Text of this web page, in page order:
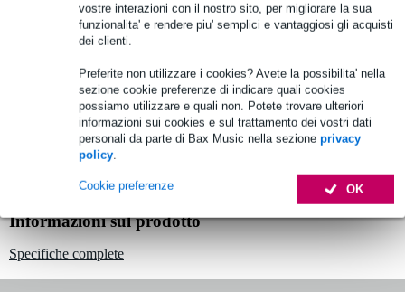
vostre interazioni con il nostro sito, per migliorare la sua
funzionalita' e rendere piu' semplici e vantaggiosi gli acquisti
dei clienti.
Preferite non utilizzare i cookies? Avete la possibilita' nella
sezione cookie preferenze di indicare quali cookies
possiamo utilizzare e quali non. Potete trovare ulteriori
informazioni sui cookies e sul trattamento dei vostri dati
personali da parte di Bax Music nella sezione privacy
policy.
OK
Cookie preferenze
Aggiungi al carrello
Ordina adesso = ricevi mercoledì
Oltre 48.000 articoli disponibili
1.250 marchi leader
Informazioni sul prodotto
Specifiche complete